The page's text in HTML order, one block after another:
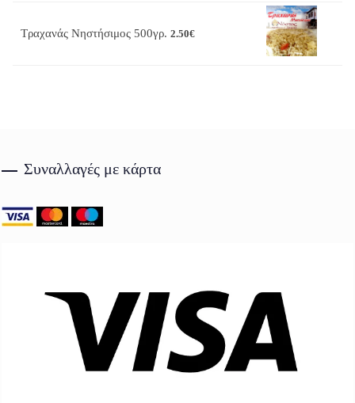
Τραχανάς Νηστήσιμος 500γρ. 2.50€
Συναλλαγές με κάρτα